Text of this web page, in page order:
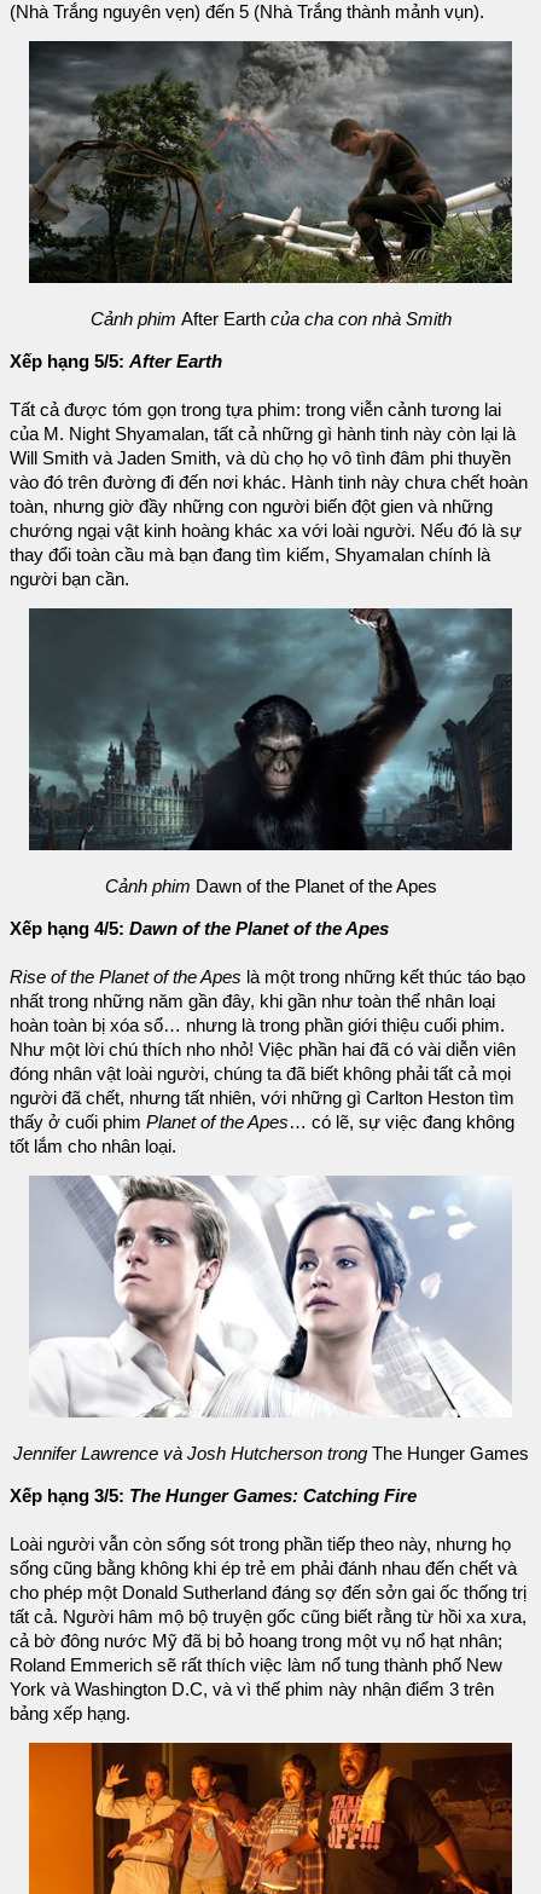
(Nhà Trắng nguyên vẹn) đến 5 (Nhà Trắng thành mảnh vụn).
Cảnh phim After Earth của cha con nhà Smith
Xếp hạng 5/5: After Earth
Tất cả được tóm gọn trong tựa phim: trong viễn cảnh tương lai
của M. Night Shyamalan, tất cả những gì hành tinh này còn lại là
Will Smith và Jaden Smith, và dù chọ họ vô tình đâm phi thuyền
vào đó trên đường đi đến nơi khác. Hành tinh này chưa chết hoàn
toàn, nhưng giờ đầy những con người biến đột gien và những
chướng ngại vật kinh hoàng khác xa với loài người. Nếu đó là sự
thay đổi toàn cầu mà bạn đang tìm kiếm, Shyamalan chính là
người bạn cần.
Cảnh phim Dawn of the Planet of the Apes
Xếp hạng 4/5: Dawn of the Planet of the Apes
Rise of the Planet of the Apes là một trong những kết thúc táo bạo
nhất trong những năm gần đây, khi gần như toàn thể nhân loại
hoàn toàn bị xóa sổ… nhưng là trong phần giới thiệu cuối phim.
Như một lời chú thích nho nhỏ! Việc phần hai đã có vài diễn viên
đóng nhân vật loài người, chúng ta đã biết không phải tất cả mọi
người đã chết, nhưng tất nhiên, với những gì Carlton Heston tìm
thấy ở cuối phim Planet of the Apes… có lẽ, sự việc đang không
tốt lắm cho nhân loại.
Jennifer Lawrence và Josh Hutcherson trong The Hunger Games
Xếp hạng 3/5: The Hunger Games: Catching Fire
Loài người vẫn còn sống sót trong phần tiếp theo này, nhưng họ
sống cũng bằng không khi ép trẻ em phải đánh nhau đến chết và
cho phép một Donald Sutherland đáng sợ đến sởn gai ốc thống trị
tất cả. Người hâm mộ bộ truyện gốc cũng biết rằng từ hồi xa xưa,
cả bờ đông nước Mỹ đã bị bỏ hoang trong một vụ nổ hạt nhân;
Roland Emmerich sẽ rất thích việc làm nổ tung thành phố New
York và Washington D.C, và vì thế phim này nhận điểm 3 trên
bảng xếp hạng.